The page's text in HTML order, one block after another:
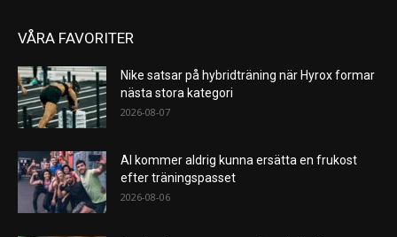
VÅRA FAVORITER
Nike satsar på hybridträning när Hyrox formar
nästa stora kategori
2026-08-07
AI kommer aldrig kunna ersätta en frukost
efter träningspasset
2026-08-06